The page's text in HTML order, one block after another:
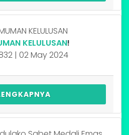
KELULUSAN!
| 02 May 2024